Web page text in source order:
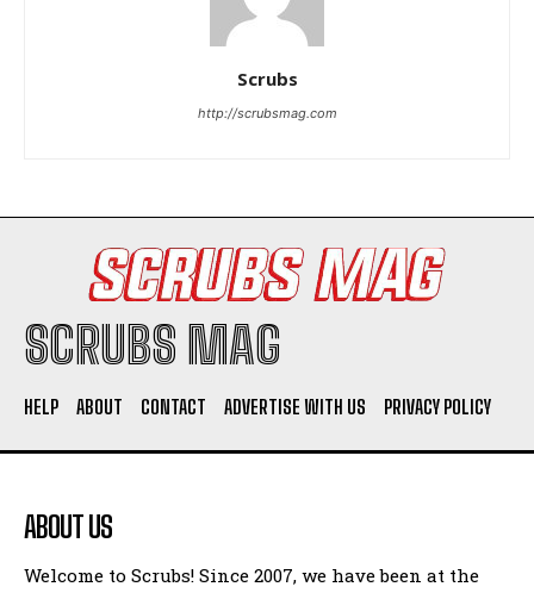
Scrubs
http://scrubsmag.com
SCRUBS MAG
HELP ABOUT CONTACT ADVERTISE WITH US PRIVACY POLICY
ABOUT US
Welcome to Scrubs! Since 2007, we have been at the